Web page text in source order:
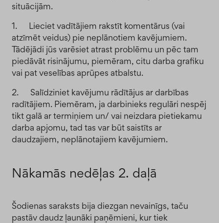
situācijām.
1. Lieciet vadītājiem rakstīt komentārus (vai
atzīmēt veidus) pie neplānotiem kavējumiem.
Tādējādi jūs varēsiet atrast problēmu un pēc tam
piedāvāt risinājumu, piemēram, citu darba grafiku
vai pat veselības aprūpes atbalstu.
2. Salīdziniet kavējumu rādītājus ar darbības
radītājiem. Piemēram, ja darbinieks regulāri nespēj
tikt galā ar termiņiem un/ vai neizdara pietiekamu
darba apjomu, tad tas var būt saistīts ar
daudzajiem, neplānotajiem kavējumiem.
Nākamās nedēļas 2. daļā
Šodienas saraksts bija diezgan nevainīgs, taču
pastāv daudz ļaunāki paņēmieni, kur tiek